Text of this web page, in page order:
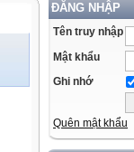
ĐĂNG NHẬP
Tên truy nhập
Mật khẩu
Ghi nhớ
Quên mật khẩu